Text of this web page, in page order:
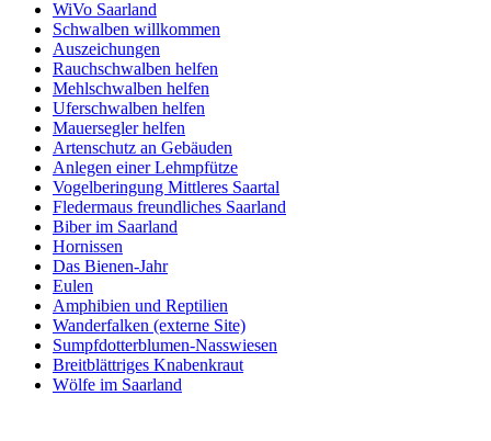
WiVo Saarland
Schwalben willkommen
Auszeichungen
Rauchschwalben helfen
Mehlschwalben helfen
Uferschwalben helfen
Mauersegler helfen
Artenschutz an Gebäuden
Anlegen einer Lehmpfütze
Vogelberingung Mittleres Saartal
Fledermaus freundliches Saarland
Biber im Saarland
Hornissen
Das Bienen-Jahr
Eulen
Amphibien und Reptilien
Wanderfalken (externe Site)
Sumpfdotterblumen-Nasswiesen
Breitblättriges Knabenkraut
Wölfe im Saarland